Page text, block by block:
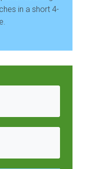
in a short 4-